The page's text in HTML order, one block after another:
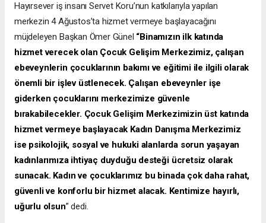
Hayırsever iş insanı Servet Koru’nun katkılarıyla yapılan
merkezin 4 Ağustos’ta hizmet vermeye başlayacağını
müjdeleyen Başkan Ömer Günel “Binamızın ilk katında
hizmet verecek olan Çocuk Gelişim Merkezimiz, çalışan
ebeveynlerin çocuklarının bakımı ve eğitimi ile ilgili olarak
önemli bir işlev üstlenecek. Çalışan ebeveynler işe
giderken çocuklarını merkezimize güvenle
bırakabilecekler. Çocuk Gelişim Merkezimizin üst katında
hizmet vermeye başlayacak Kadın Danışma Merkezimiz
ise psikolojik, sosyal ve hukuki alanlarda sorun yaşayan
kadınlarımıza ihtiyaç duyduğu desteği ücretsiz olarak
sunacak. Kadın ve çocuklarımız bu binada çok daha rahat,
güvenli ve konforlu bir hizmet alacak. Kentimize hayırlı,
uğurlu olsun” dedi.